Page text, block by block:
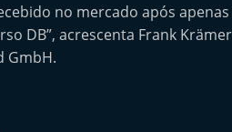
no mercado após
DB”, acrescenta Frank
GmbH.